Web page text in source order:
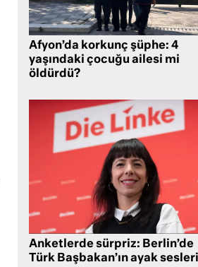
Afyon’da korkunç şüphe: 4
yaşındaki çocuğu ailesi mi
öldürdü?
Anketlerde sürpriz: Berlin’de
Türk Başbakan’ın ayak sesleri